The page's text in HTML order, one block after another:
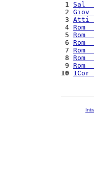
1 Sal
2
3 Atti
4 Rom
5 Rom
6 Rom
7 Rom
8 Rom
9 Rom
10